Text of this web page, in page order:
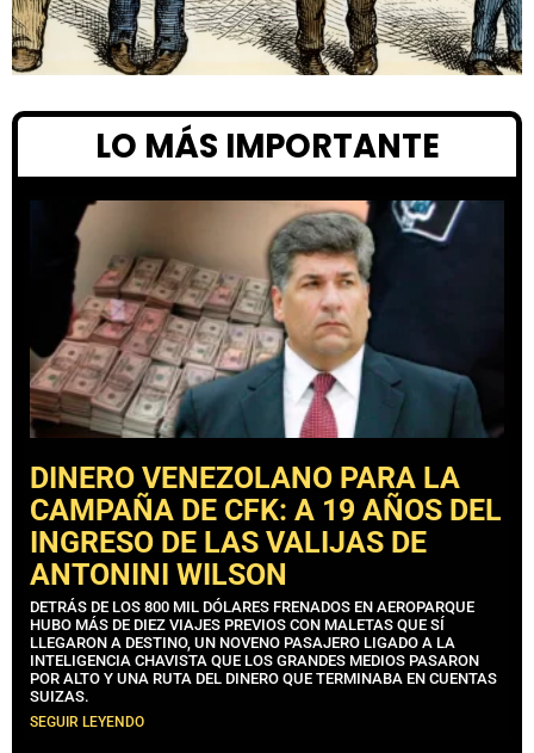
LO MÁS IMPORTANTE
DINERO VENEZOLANO PARA LA
CAMPAÑA DE CFK: A 19 AÑOS DEL
INGRESO DE LAS VALIJAS DE
ANTONINI WILSON
DETRÁS DE LOS 800 MIL DÓLARES FRENADOS EN AEROPARQUE
HUBO MÁS DE DIEZ VIAJES PREVIOS CON MALETAS QUE SÍ
LLEGARON A DESTINO, UN NOVENO PASAJERO LIGADO A LA
INTELIGENCIA CHAVISTA QUE LOS GRANDES MEDIOS PASARON
POR ALTO Y UNA RUTA DEL DINERO QUE TERMINABA EN CUENTAS
SUIZAS.
SEGUIR LEYENDO